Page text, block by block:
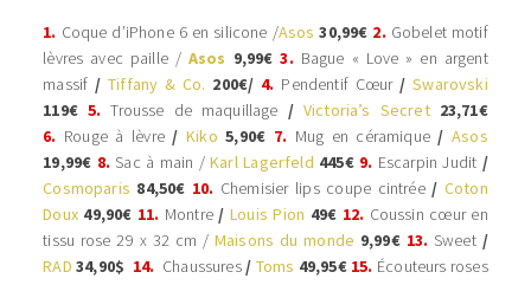
1. Coque d’iPhone 6 en silicone /Asos 30,99€ 2. Gobelet motif
lèvres avec paille / Asos 9,99€3. Bague « Love » en argent
massif /Tiffany & Co. 200€/ 4. Pendentif Cœur/Swarovski
119€ 5.Trousse de maquillage / Victoria’s Secret23,71€
6. Rouge à lèvre/Kiko 5,90€ 7. Mug en céramique/Asos
19,99€ 8. Sac à main /Karl Lagerfeld 445€9. Escarpin Judit /
Cosmoparis 84,50€ 10. Chemisier lips coupe cintrée / Coton
Doux 49,90€ 11. Montre/Louis Pion 49€ 12. Coussin cœur en
tissu rose 29 x 32 cm / Maisons du monde 9,99€ 13. Sweet/
RAD 34,90$ 14. Chaussures / Toms 49,95€ 15. Écouteurs roses